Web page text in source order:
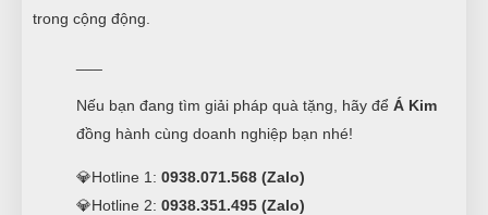
trong cộng động.
Nếu bạn đang tìm giải pháp quà tặng, hãy để Á Kim
đồng hành cùng doanh nghiệp bạn nhé!
💎Hotline 1: 0938.071.568 (Zalo)
💎Hotline 2: 0938.351.495 (Zalo)